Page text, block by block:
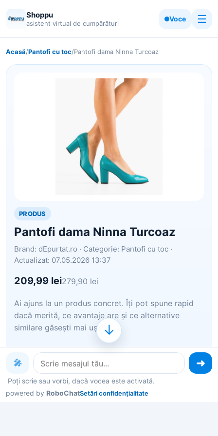
Shoppu
asistent virtual de cumpărături
Voce ☰
Acasă/Pantofi cu toc/Pantofi dama Ninna Turcoaz
PRODUS
Pantofi dama Ninna Turcoaz
Brand: dEpurtat.ro · Categorie: Pantofi cu toc ·
Actualizat: 07.05.2026 13:37
209,99 lei279,90 lei
Ai ajuns la un produs concret. Îți pot spune rapid
dacă merită, ce avantaje are și ce alternative
similare găsești mai ușor.
Îți pot recomanda rapid produse similare sau
alternative mai bune din aceeași zonă.
Dacă nu e exact ce cauți, putem restrânge imediat
opțiunile în funcție de preț, utilizare sau stil.
🎤
Poți scrie sau vorbi, dacă vocea este activată.
powered by RoboChatSetări confidențialitate
↓